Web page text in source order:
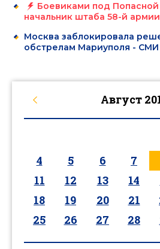
Боевиками под
начальник штаба 58-й
Москва заблокировала
обстрелам Мариуполя - СМИ
Август
4
5 6 7
11
12 13 14
18
19 20 21
25
26 27 28